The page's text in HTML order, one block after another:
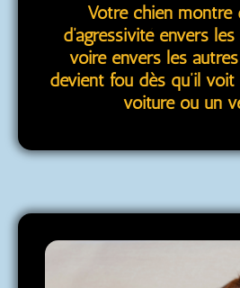
Votre chien montre
d’agressivité envers
voire envers les
devient fou dès qu’il voit
voiture ou un